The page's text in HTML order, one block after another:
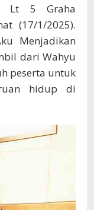
Lt 5 Graha
(17/1/2025).
Menjadikan
dari Wahyu
peserta untuk
hidup di